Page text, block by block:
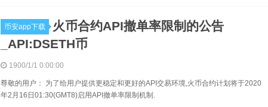
币安app下载
火币合约API撤单率限制的公告
_API:DSETH币
1900/1/1 0:00:00
尊敬的用户： 为了给用户提供更稳定和更好的API交易环境,火币合约计划将于2020
年2月16日01:30(GMT8)启用API撤单率限制机制.